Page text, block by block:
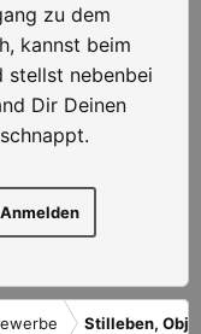
zu dem
kannst beim
stellst nebenbei
Dir Deinen
Anmelden
Stilleben,